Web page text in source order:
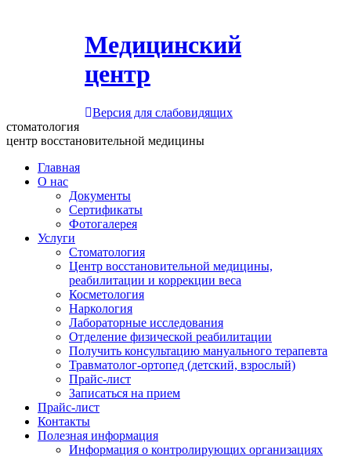
Медицинский
центр
Версия для слабовидящих
стоматология
центр восстановительной медицины
Главная
О нас
Документы
Сертификаты
Фотогалерея
Услуги
Стоматология
Центр восстановительной медицины,
реабилитации и коррекции веса
Косметология
Наркология
Лабораторные исследования
Отделение физической реабилитации
Получить консультацию мануального терапевта
Травматолог-ортопед (детский, взрослый)
Прайс-лист
Записаться на прием
Прайс-лист
Контакты
Полезная информация
Информация о контролирующих организациях